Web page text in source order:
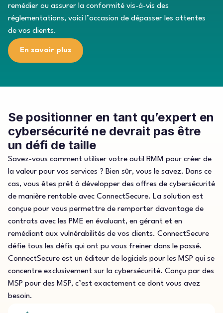
remédier ou assurer la conformité vis-à-vis des
réglementations, voici l’occasion de dépasser les attentes
de vos clients.
En savoir plus
Se positionner en tant qu’expert en
cybersécurité ne devrait pas être
un défi de taille
Savez-vous comment utiliser votre outil RMM pour créer de
la valeur pour vos services ? Bien sûr, vous le savez. Dans ce
cas, vous êtes prêt à développer des offres de cybersécurité
de manière rentable avec ConnectSecure. La solution est
conçue pour vous permettre de remporter davantage de
contrats avec les PME en évaluant, en gérant et en
remédiant aux vulnérabilités de vos clients. ConnectSecure
défie tous les défis qui ont pu vous freiner dans le passé.
ConnectSecure est un éditeur de logiciels pour les MSP qui se
concentre exclusivement sur la cybersécurité. Conçu par des
MSP pour des MSP, c’est exactement ce dont vous avez
besoin.